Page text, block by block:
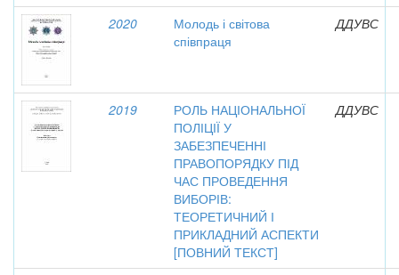
2020
Молодь і світова
співпраця
ДДУВС
2019
РОЛЬ НАЦІОНАЛЬНОЇ
ПОЛІЦІЇ У
ЗАБЕЗПЕЧЕННІ
ПРАВОПОРЯДКУ ПІД
ЧАС ПРОВЕДЕННЯ
ВИБОРІВ:
ТЕОРЕТИЧНИЙ І
ПРИКЛАДНИЙ АСПЕКТИ
[ПОВНИЙ ТЕКСТ]
ДДУВС